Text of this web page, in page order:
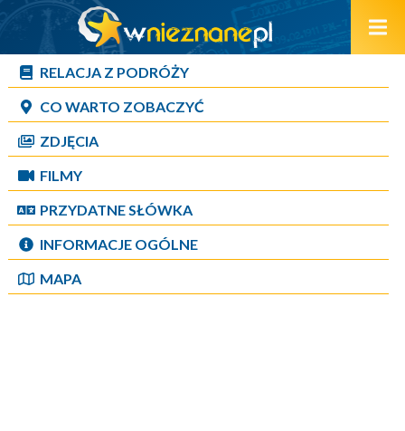
RELACJA Z PODRÓŻY
CO WARTO ZOBACZYĆ
ZDJĘCIA
FILMY
PRZYDATNE SŁÓWKA
INFORMACJE OGÓLNE
MAPA